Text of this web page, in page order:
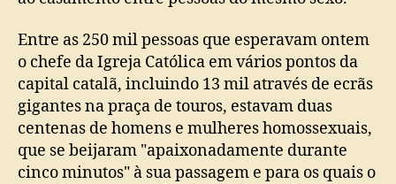
Entre as 250 mil pessoas que esperavam ontem
o chefe da Igreja Católica em vários pontos da
capital catalã, incluindo 13 mil através de ecrãs
gigantes na praça de touros, estavam duas
centenas de homens e mulheres homossexuais,
que se beijaram "apaixonadamente durante
cinco minutos" à sua passagem e para os quais o